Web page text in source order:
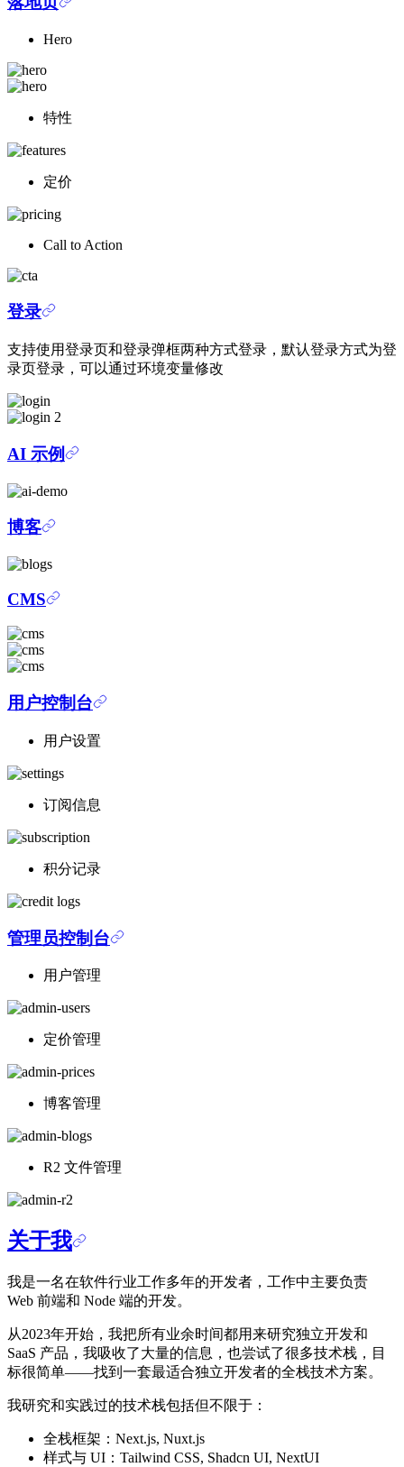
Hero
特性
定价
Call to Action
登录
支持使用登录页和登录弹框两种方式登录，默认登录方式为登
录页登录，可以通过环境变量修改
AI 示例
博客
CMS
用户控制台
用户设置
订阅信息
积分记录
管理员控制台
用户管理
定价管理
博客管理
R2 文件管理
关于我
我是一名在软件行业工作多年的开发者，工作中主要负责
Web 前端和 Node 端的开发。
从2023年开始，我把所有业余时间都用来研究独立开发和
SaaS 产品，我吸收了大量的信息，也尝试了很多技术栈，目
标很简单——找到一套最适合独立开发者的全栈技术方案。
我研究和实践过的技术栈包括但不限于：
全栈框架：Next.js, Nuxt.js
样式与 UI：Tailwind CSS, Shadcn UI, NextUI